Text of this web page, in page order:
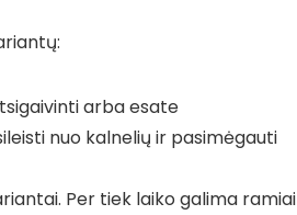
arba esate
nuo kalnelių ir pasimėgauti
Per tiek laiko galima ramiai